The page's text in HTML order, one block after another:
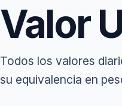
Valor
Todos los valores
su equivalencia en